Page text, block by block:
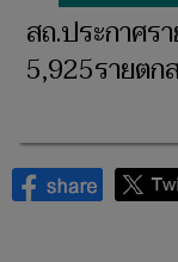
สถ.ประกาศร
5,925รายต